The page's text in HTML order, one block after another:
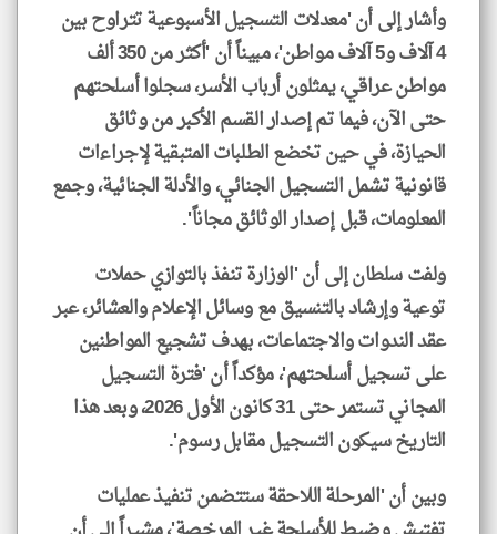
‏وأشار إلى أن 'معدلات التسجيل الأسبوعية تتراوح بين
4 آلاف و5 آلاف مواطن'، مبيناً أن 'أكثر من 350 ألف
مواطن عراقي، يمثلون أرباب الأسر، سجلوا أسلحتهم
حتى الآن، فيما تم إصدار القسم الأكبر من وثائق
الحيازة، في حين تخضع الطلبات المتبقية لإجراءات
قانونية تشمل التسجيل الجنائي، والأدلة الجنائية، وجمع
المعلومات، قبل إصدار الوثائق مجاناً'.
‏ولفت سلطان إلى أن 'الوزارة تنفذ بالتوازي حملات
توعية وإرشاد بالتنسيق مع وسائل الإعلام والعشائر، عبر
عقد الندوات والاجتماعات، بهدف تشجيع المواطنين
على تسجيل أسلحتهم'، مؤكداً أن 'فترة التسجيل
المجاني تستمر حتى 31 كانون الأول 2026، وبعد هذا
التاريخ سيكون التسجيل مقابل رسوم'.
‏وبين أن 'المرحلة اللاحقة ستتضمن تنفيذ عمليات